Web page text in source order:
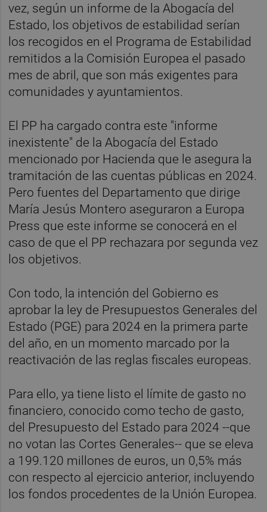
vez, según un informe de la Abogacía del
Estado, los objetivos de estabilidad serían
los recogidos en el Programa de Estabilidad
remitidos a la Comisión Europea el pasado
mes de abril, que son más exigentes para
comunidades y ayuntamientos.
El PP ha cargado contra este "informe
inexistente" de la Abogacía del Estado
mencionado por Hacienda que le asegura la
tramitación de las cuentas públicas en 2024.
Pero fuentes del Departamento que dirige
María Jesús Montero aseguraron a Europa
Press que este informe se conocerá en el
caso de que el PP rechazara por segunda vez
los objetivos.
Con todo, la intención del Gobierno es
aprobar la ley de Presupuestos Generales del
Estado (PGE) para 2024 en la primera parte
del año, en un momento marcado por la
reactivación de las reglas fiscales europeas.
Para ello, ya tiene listo el límite de gasto no
financiero, conocido como techo de gasto,
del Presupuesto del Estado para 2024 --que
no votan las Cortes Generales-- que se eleva
a 199.120 millones de euros, un 0,5% más
con respecto al ejercicio anterior, incluyendo
los fondos procedentes de la Unión Europea.